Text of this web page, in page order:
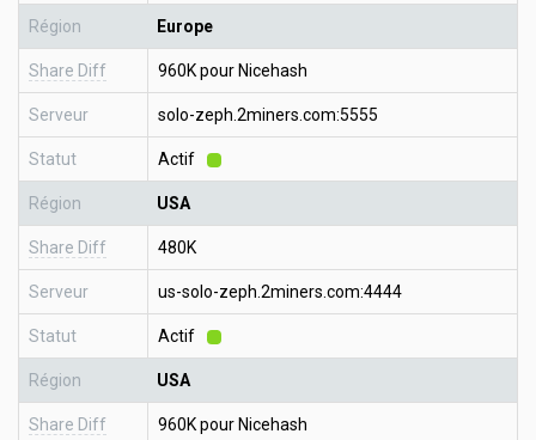
Région Europe
Share Diff 960K pour Nicehash
Serveur solo-zeph.2miners.com:5555
Statut Actif
Région USA
Share Diff 480K
Serveur us-solo-zeph.2miners.com:4444
Statut Actif
Région USA
Share Diff 960K pour Nicehash